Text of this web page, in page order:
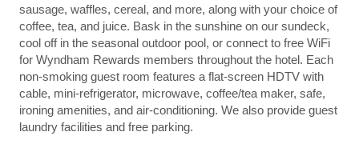
sausage, waffles, cereal, and more, along with your choice of
coffee, tea, and juice. Bask in the sunshine on our sundeck,
cool off in the seasonal outdoor pool, or connect to free WiFi
for Wyndham Rewards members throughout the hotel. Each
non-smoking guest room features a flat-screen HDTV with
cable, mini-refrigerator, microwave, coffee/tea maker, safe,
ironing amenities, and air-conditioning. We also provide guest
laundry facilities and free parking.